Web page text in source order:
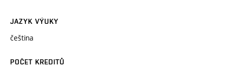
JAZYK VÝUKY
čeština
POČET KREDITŮ